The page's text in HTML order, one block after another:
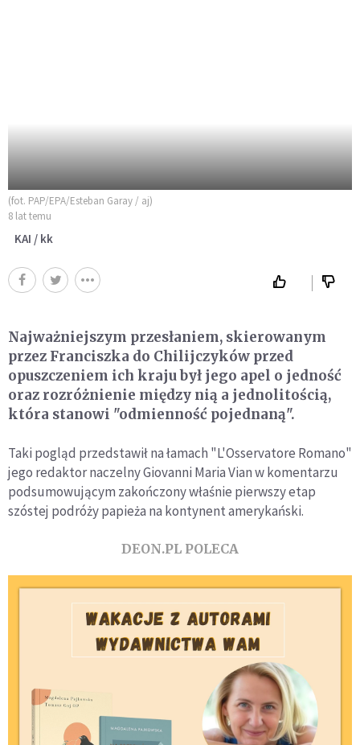
(fot. PAP/EPA/Esteban Garay / aj)
8 lat temu
KAI / kk
Najważniejszym przesłaniem, skierowanym
przez Franciszka do Chilijczyków przed
opuszczeniem ich kraju był jego apel o jedność
oraz rozróżnienie między nią a jednolitością,
która stanowi "odmienność pojednaną".
Taki pogląd przedstawił na łamach "L'Osservatore Romano"
jego redaktor naczelny Giovanni Maria Vian w komentarzu
podsumowującym zakończony właśnie pierwszy etap
szóstej podróży papieża na kontynent amerykański.
DEON.PL POLECA